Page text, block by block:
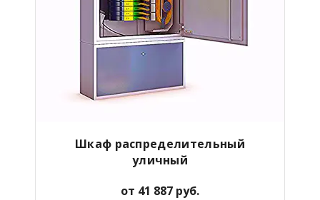
Шкаф распределительный
уличный
от 41 887 руб.